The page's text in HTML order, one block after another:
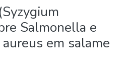
Salmonella e
em salame